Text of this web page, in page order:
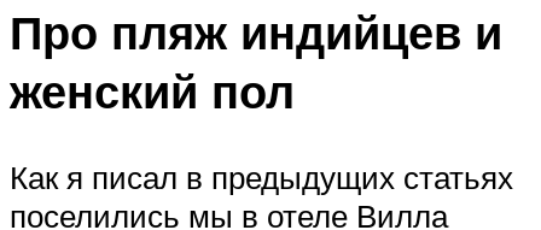
Про пляж индийцев и
женский пол
Как я писал в предыдущих статьях
поселились мы в отеле Вилла